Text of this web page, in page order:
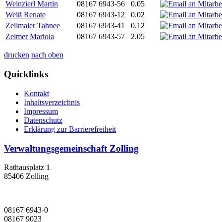
Weinzierl Martin 08167 6943-56
0.05
Weiß Renate
08167 6943-12
0.02
Zeilmaier Tahnee
08167 6943-41
0.12
Zelmer Mariola
08167 6943-57 2.05
drucken nach oben
Quicklinks
Kontakt
Inhaltsverzeichnis
Impressum
Datenschutz
Erklärung zur Barrierefreiheit
Verwaltungsgemeinschaft Zolling
Rathausplatz 1
85406 Zolling
08167 6943-0
08167 9023